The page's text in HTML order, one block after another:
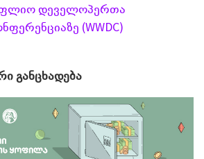
დეველოპერთა
(WWDC)
განცხადება